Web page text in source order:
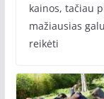
kainos, tačiau
mažiausias
reikėti